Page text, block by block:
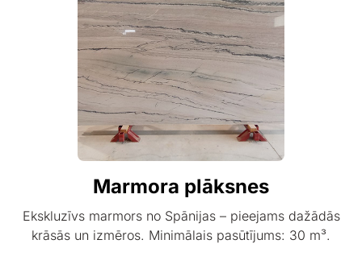
Marmora plāksnes
Ekskluzīvs marmors no Spānijas – pieejams dažādās
krāsās un izmēros. Minimālais pasūtījums: 30 m³.